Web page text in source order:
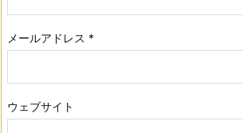
メールアドレス *
ウェブサイト